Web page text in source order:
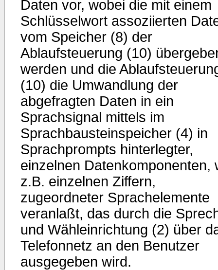
Daten vor, wobei die mit einem
Schlüsselwort assoziierten
vom Speicher (8) der
Ablaufsteuerung (10)
werden und die
(10) die Umwandlung der
abgefragten Daten in ein
Sprachsignal mittels im
Sprachbausteinspeicher (4) in
Sprachprompts hinterlegter,
einzelnen Datenkomponenten,
z.B. einzelnen Ziffern,
zugeordneter Sprachelemente
veranlaßt, das durch die
und Wähleinrichtung (2) über
Telefonnetz an den Benutzer
ausgegeben wird.